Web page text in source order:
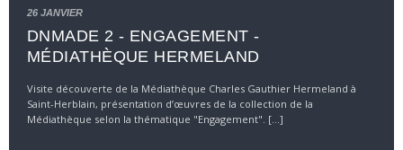
26 JANVIER
DNMADE 2 - ENGAGEMENT -
MÉDIATHÈQUE HERMELAND
Visite découverte de la Médiathèque Charles Gauthier Hermeland à
Saint-Herblain, présentation d’œuvres de la collection de la
Médiathèque selon la thématique "Engagement". [...]